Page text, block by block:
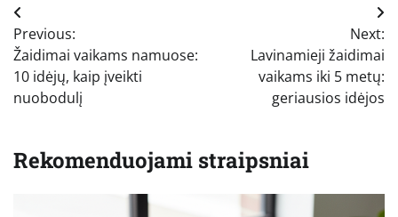
Navigacija
tarp
įrašų
Previous:
Žaidimai vaikams namuose:
10 idėjų, kaip įveikti
nuobodulį
Next:
Lavinamieji žaidimai
vaikams iki 5 metų:
geriausios idėjos
Rekomenduojami straipsniai